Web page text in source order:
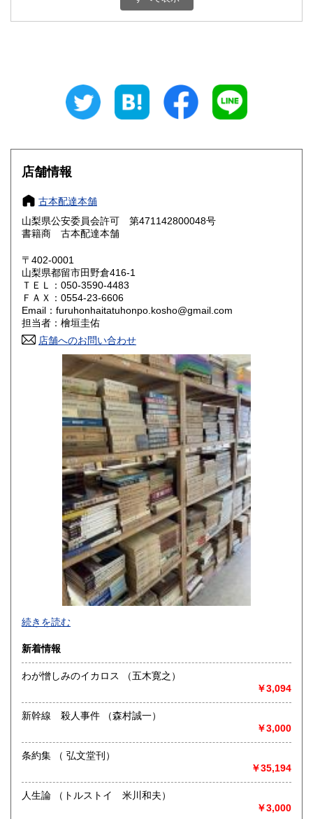
800円 三重県
大阪府
奈良県
鳥取県 800円 島根県
岡山県
山口県 800円
香川県 800円 愛媛県
高知県 800円
800円 長崎県
800円 大分県
800円 鹿児島県
1,500円
店舗情報
古本配達本舗
山梨県公安委員会許可 第471142800048号
書籍商 古本配達本舗
〒402-0001
山梨県都留市田野倉416-1
ＴＥＬ：050-3590-4483
ＦＡＸ：0554-23-6606
Email：furuhonhaitatuhonpo.kosho@gmail.com
担当者：檜垣圭佑
店舗へのお問い合わせ
-
沿線名：-
最寄駅：-
営業時間：-
定休日：-
書籍の買取について
取り扱い分野
総記、哲学宗教、歴史、社会科学、自然科学、美術工芸、国
語国文、外国文学、古典籍、近代文献、趣味、外国書、サブ
カルチャー、古書一般（その他）
続きを読む
新着情報
わが憎しみのイカロス （五木寛之）
￥3,094
新幹線 殺人事件 （森村誠一）
￥3,000
条約集 （ 弘文堂刊）
￥35,194
人生論 （トルストイ 米川和夫）
￥3,000